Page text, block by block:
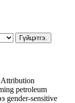
Гүйцэтгэ.
petroleum
gender-sensitive